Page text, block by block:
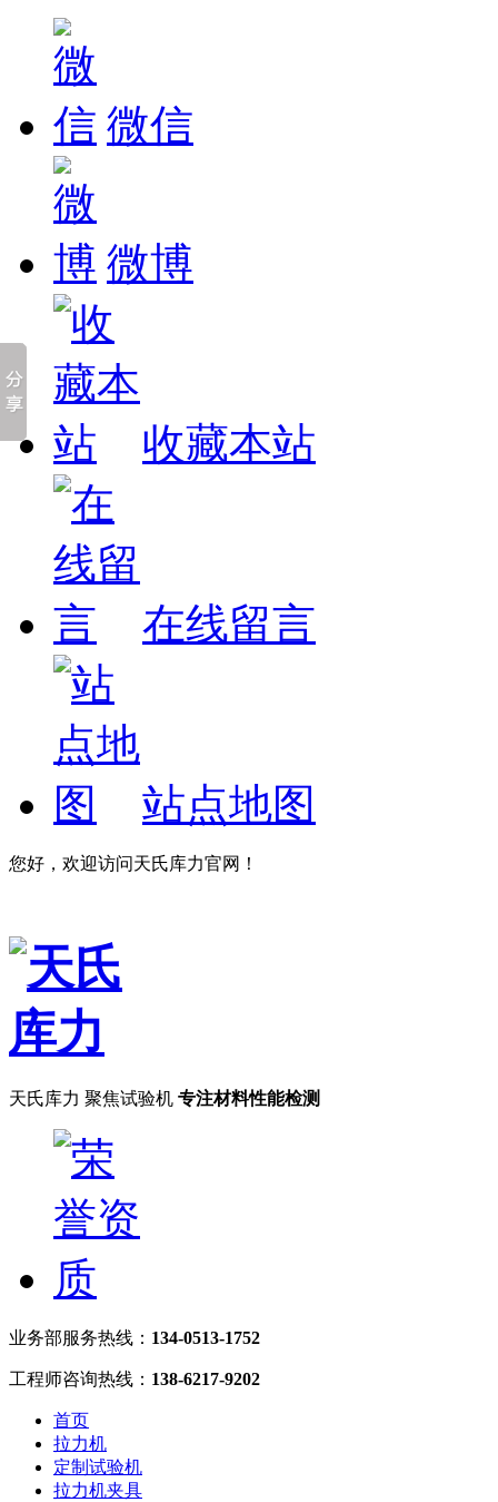
微信
微博
收藏本站
在线留言
站点地图
您好，欢迎访问天氏库力官网！
天氏库力 聚焦试验机 专注材料性能检测
业务部服务热线： 134-0513-1752
工程师咨询热线： 138-6217-9202
首页
拉力机
定制试验机
拉力机夹具